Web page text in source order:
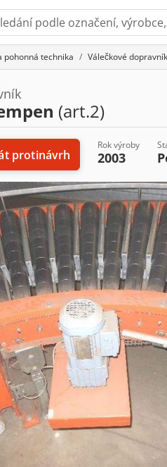
pohonná technika Válečkové
(art.2)
protinávrh
Rok výroby
2003